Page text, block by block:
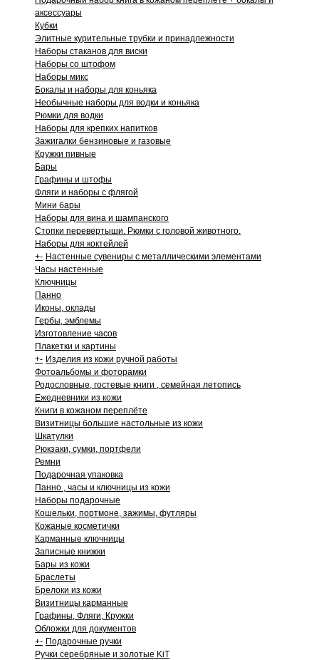
аксессуары
Кубки
Элитные курительные трубки и принадлежности
Наборы стаканов для виски
Наборы со штофом
Наборы микс
Бокалы и наборы для коньяка
Необычные наборы для водки и коньяка
Рюмки для водки
Наборы для крепких напитков
Зажигалки бензиновые и газовые
Кружки пивные
Бары
Графины и штофы
Фляги и наборы с флягой
Мини бары
Наборы для вина и шампанского
Стопки перевертыши. Рюмки с головой животного.
Наборы для коктейлей
+- Настенные сувениры с металлическими элементами
Часы настенные
Ключницы
Панно
Иконы, оклады
Гербы, эмблемы
Изготовление часов
Плакетки и картины
+- Изделия из кожи ручной работы
Фотоальбомы и фоторамки
Родословные, гостевые книги , семейная летопись
Ежедневники из кожи
Книги в кожаном переплёте
Визитницы большие настольные из кожи
Шкатулки
Рюкзаки, сумки, портфели
Ремни
Подарочная упаковка
Панно , часы и ключницы из кожи
Наборы подарочные
Кошельки, портмоне, зажимы, футляры
Кожаные косметички
Карманные ключницы
Записные книжки
Бары из кожи
Браслеты
Брелоки из кожи
Визитницы карманные
Графины, Фляги, Кружки
Обложки для документов
+- Подарочные ручки
Ручки серебряные и золотые KiT